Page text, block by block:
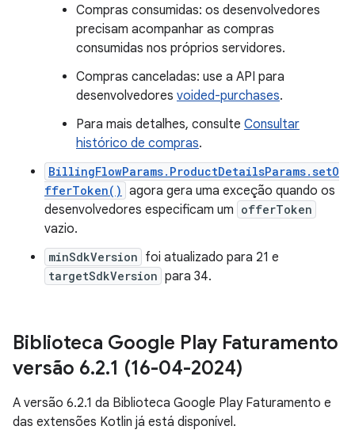
Compras consumidas: os desenvolvedores
precisam acompanhar as compras
consumidas nos próprios servidores.
Compras canceladas: use a API para
desenvolvedores voided-purchases.
Para mais detalhes, consulte Consultar
histórico de compras.
BillingFlowParams.ProductDetailsParams.setO
fferToken() agora gera uma exceção quando os
desenvolvedores especificam um offerToken
vazio.
minSdkVersion foi atualizado para 21 e
targetSdkVersion para 34.
Biblioteca Google Play Faturamento
versão 6.2.1 (16-04-2024)
A versão 6.2.1 da Biblioteca Google Play Faturamento e
das extensões Kotlin já está disponível.